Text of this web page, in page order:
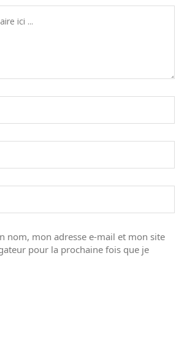
nom, mon adresse e-mail et mon site
pour la prochaine fois que je